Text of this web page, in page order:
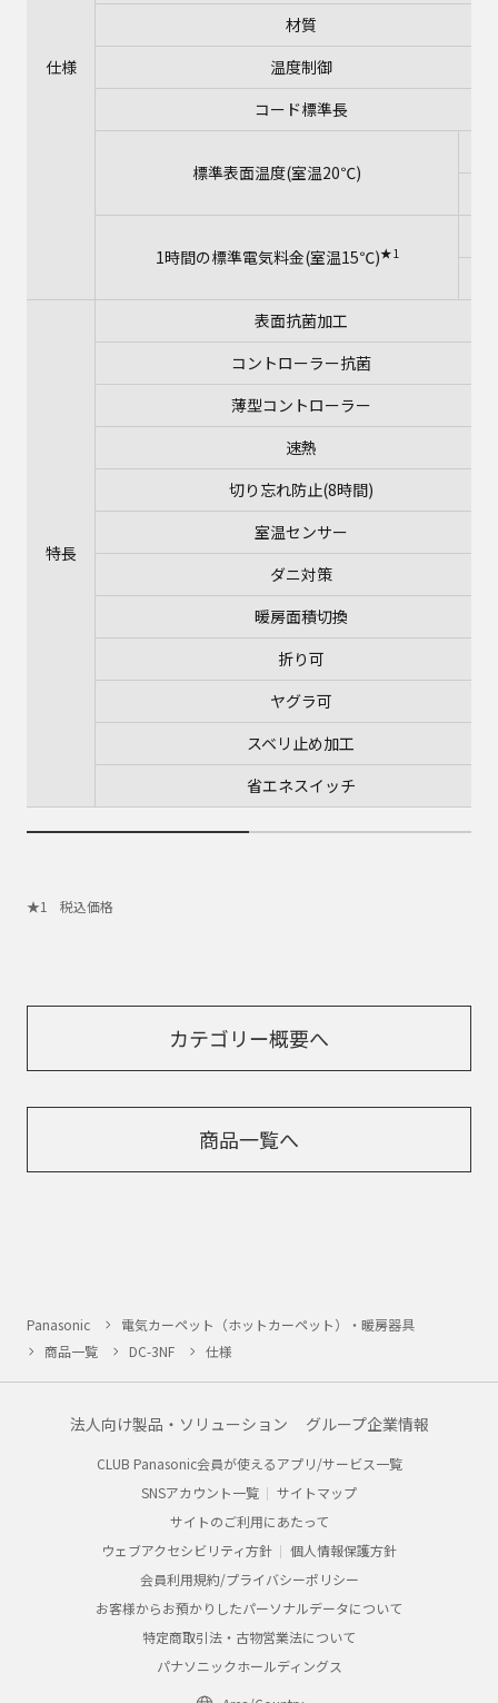
仕様
材質
温度制御
コード標準長
標準表面温度(室温20℃)
1時間の標準電気料金(室温15℃)★1
特長
表面抗菌加工
コントローラー抗菌
薄型コントローラー
速熱
切り忘れ防止(8時間)
室温センサー
ダニ対策
暖房面積切換
折り可
ヤグラ可
スベリ止め加工
省エネスイッチ
税込価格
カテゴリー概要へ
商品一覧へ
Panasonic
電気カーペット（ホットカーペット）・暖房器具
商品一覧
DC-3NF 仕様
法人向け製品・ソリューション グループ企業情報
CLUB Panasonic会員が使えるアプリ/サービス一覧
SNSアカウント一覧
サイトマップ
サイトのご利用にあたって
ウェブアクセシビリティ方針
個人情報保護方針
会員利用規約/プライバシーポリシー
お客様からお預かりしたパーソナルデータについて
特定商取引法・古物営業法について
パナソニックホールディングス